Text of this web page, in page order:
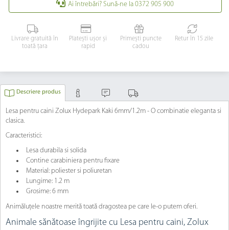
Ai întrebări? Sună-ne la 0372 905 900
Livrare gratuită în
toată țara
Platești ușor și
rapid
Primești puncte
cadou
Retur în 15 zile
Descriere produs
Lesa pentru caini Zolux Hydepark Kaki 6mm/1.2m - O combinatie eleganta si
clasica.
Caracteristici:
Lesa durabila si solida
Contine carabiniera pentru fixare
Material: poliester si poliuretan
Lungime: 1.2 m
Grosime: 6 mm
Animăluțele noastre merită toată dragostea pe care le-o putem oferi.
Animale sănătoase îngrijite cu Lesa pentru caini, Zolux